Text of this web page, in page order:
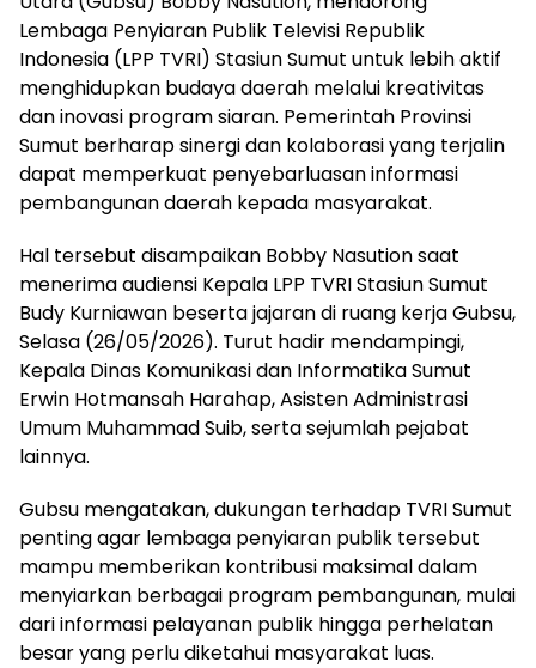
Lembaga Penyiaran Publik Televisi Republik
Indonesia (LPP TVRI) Stasiun Sumut untuk lebih aktif
menghidupkan budaya daerah melalui kreativitas
dan inovasi program siaran. Pemerintah Provinsi
Sumut berharap sinergi dan kolaborasi yang terjalin
dapat memperkuat penyebarluasan informasi
pembangunan daerah kepada masyarakat.
Hal tersebut disampaikan Bobby Nasution saat
menerima audiensi Kepala LPP TVRI Stasiun Sumut
Budy Kurniawan beserta jajaran di ruang kerja Gubsu,
Selasa (26/05/2026). Turut hadir mendampingi,
Kepala Dinas Komunikasi dan Informatika Sumut
Erwin Hotmansah Harahap, Asisten Administrasi
Umum Muhammad Suib, serta sejumlah pejabat
lainnya.
Gubsu mengatakan, dukungan terhadap TVRI Sumut
penting agar lembaga penyiaran publik tersebut
mampu memberikan kontribusi maksimal dalam
menyiarkan berbagai program pembangunan, mulai
dari informasi pelayanan publik hingga perhelatan
besar yang perlu diketahui masyarakat luas.